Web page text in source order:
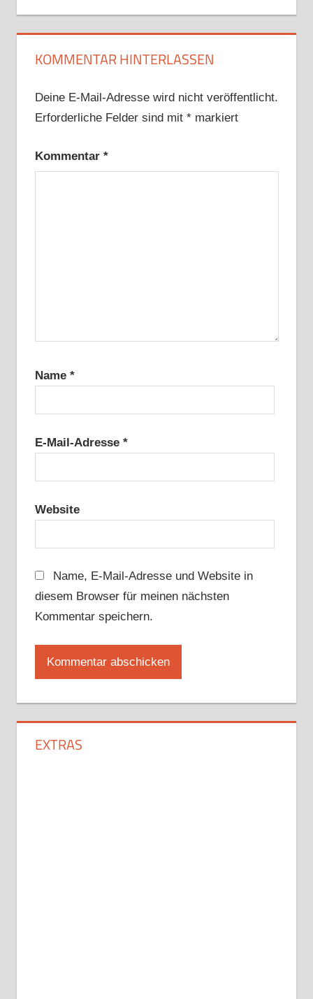
KOMMENTAR HINTERLASSEN
Deine E-Mail-Adresse wird nicht veröffentlicht.
Erforderliche Felder sind mit *markiert
Kommentar *
Name *
E-Mail-Adresse *
Website
Name, E-Mail-Adresse und Website in
diesem Browser für meinen nächsten
Kommentar speichern.
EXTRAS